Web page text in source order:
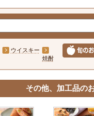
ウイスキー
焼酎
その他、加工品の